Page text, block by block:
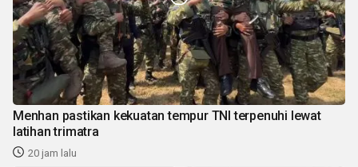
Menhan pastikan kekuatan tempur TNI terpenuhi lewat
latihan trimatra
20 jam lalu